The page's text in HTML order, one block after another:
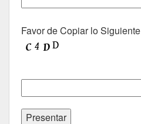
Favor de Copiar lo Siguiente